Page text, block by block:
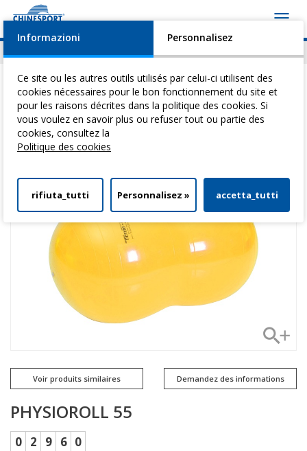
Actualités Evénements Video Download
Vous êtes ici: Home>Gymnastique Medicale>Ballons De Gym>
Physioroll 55
Voir produits similaires Demandez des informations
PHYSIOROLL 55
0 2 9 6 0
Informazioni Personnalisez
Ce site ou les autres outils utilisés par celui-ci utilisent des
cookies nécessaires pour le bon fonctionnement du site et
pour les raisons décrites dans la politique des cookies. Si
vous voulez en savoir plus ou refuser tout ou partie des
cookies, consultez la
Politique des cookies
rifiuta_tutti Personnalisez » accetta_tutti